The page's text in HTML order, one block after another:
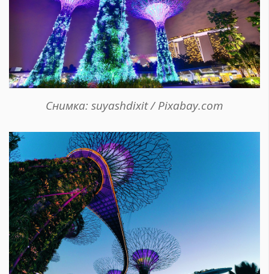
Снимка: suyashdixit / Pixabay.com